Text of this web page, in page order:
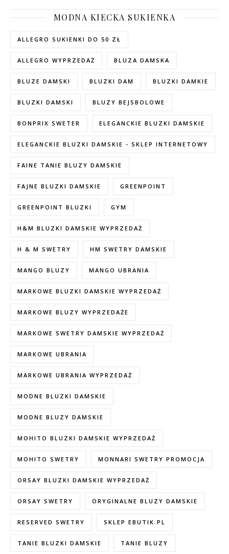
MODNA KIECKA SUKIENKA
ALLEGRO SUKIENKI DO 50 ZŁ
ALLEGRO WYPRZEDAŻ BLUZA DAMSKA
BLUZE DAMSKI BLUZKI DAM BLUZKI DAMKIE
BLUZKI DAMSKI BLUZY BEJSBOLOWE
BONPRIX SWETER ELEGANCKIE BLUZKI DAMSKIE
ELEGANCKIE BLUZKI DAMSKIE - SKLEP INTERNETOWY
FAINE TANIE BLUZY DAMSKIE
FAJNE BLUZKI DAMSKIE GREENPOINT
GREENPOINT BLUZKI GYM
H&M BLUZKI DAMSKIE WYPRZEDAŻ
H & M SWETRY HM SWETRY DAMSKIE
MANGO BLUZY MANGO UBRANIA
MARKOWE BLUZKI DAMSKIE WYPRZEDAŻ
MARKOWE BLUZY WYPRZEDAŻE
MARKOWE SWETRY DAMSKIE WYPRZEDAŻ
MARKOWE UBRANIA
MARKOWE UBRANIA WYPRZEDAŻ
MODNE BLUZKI DAMSKIE
MODNE BLUZY DAMSKIE
MOHITO BLUZKI DAMSKIE WYPRZEDAŻ
MOHITO SWETRY MONNARI SWETRY PROMOCJA
ORSAY BLUZKI DAMSKIE WYPRZEDAŻ
ORSAY SWETRY ORYGINALNE BLUZY DAMSKIE
RESERVED SWETRY SKLEP EBUTIK.PL
TANIE BLUZKI DAMSKIE TANIE BLUZY